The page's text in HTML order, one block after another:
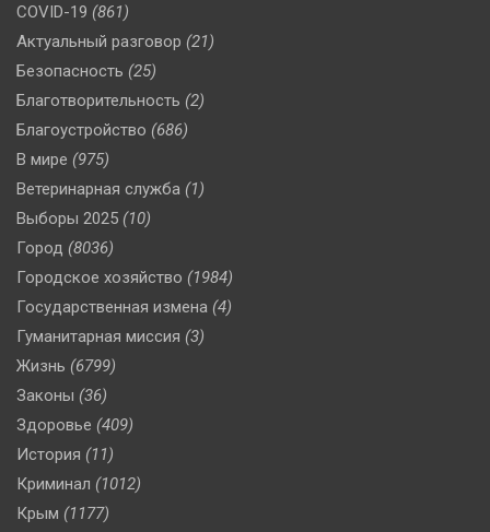
COVID-19 (861)
Актуальный разговор (21)
Безопасность (25)
Благотворительность (2)
Благоустройство (686)
В мире (975)
Ветеринарная служба (1)
Выборы 2025 (10)
Город (8036)
Городское хозяйство (1984)
Государственная измена (4)
Гуманитарная миссия (3)
Жизнь (6799)
Законы (36)
Здоровье (409)
История (11)
Криминал (1012)
Крым (1177)